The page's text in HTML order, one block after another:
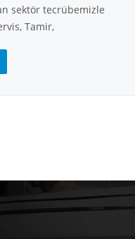
sektör tecrübemizle
Tamir,